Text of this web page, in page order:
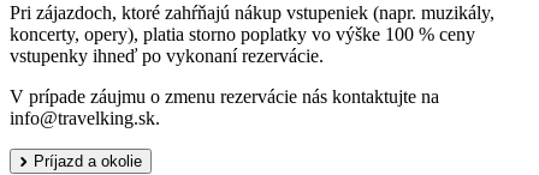
Pri zájazdoch, ktoré zahŕňajú nákup vstupeniek (napr. muzikály,
koncerty, opery), platia storno poplatky vo výške 100 % ceny
vstupenky ihneď po vykonaní rezervácie.
V prípade záujmu o zmenu rezervácie nás kontaktujte na
info@travelking.sk.
Príjazd a okolie